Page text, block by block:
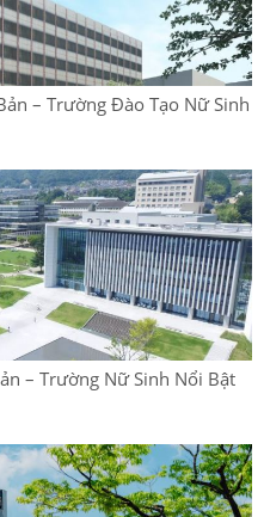
– Trường Đào Tạo Nữ Sinh
– Trường Nữ Sinh Nổi Bật